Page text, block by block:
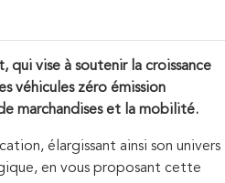
qui vise à soutenir la croissance
véhicules zéro émission
marchandises et la mobilité.
élargissant ainsi son univers
en vous proposant cette